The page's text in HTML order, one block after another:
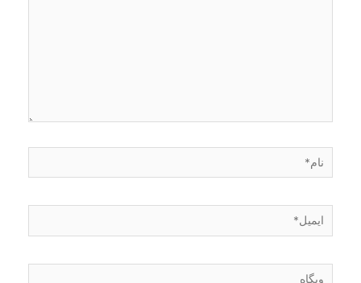
نام*
ایمیل*
وبگاه